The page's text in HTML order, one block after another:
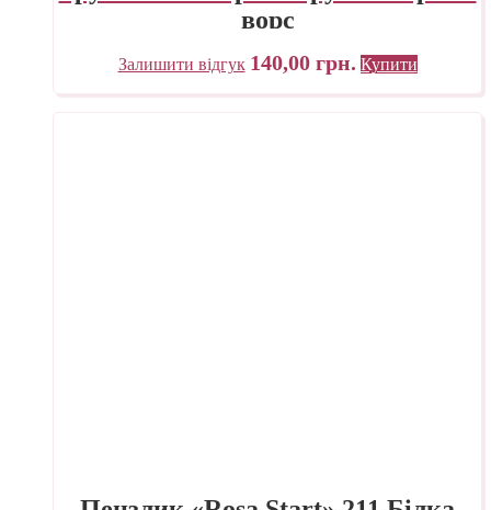
ворс
Залишити відгук 140,00 грн. Купити